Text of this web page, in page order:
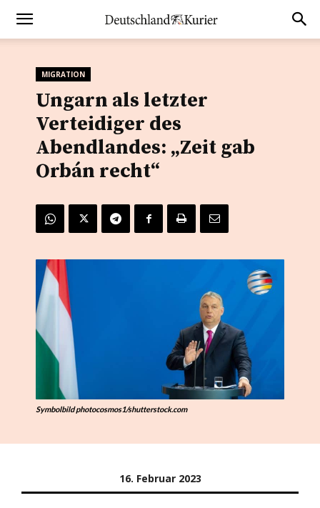
MIGRATION
Ungarn als letzter
Verteidiger des
Abendlandes: „Zeit gab
Orbán recht“
Symbolbild photocosmos1/shutterstock.com
16. Februar 2023